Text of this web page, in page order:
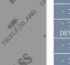
・
・
・
・